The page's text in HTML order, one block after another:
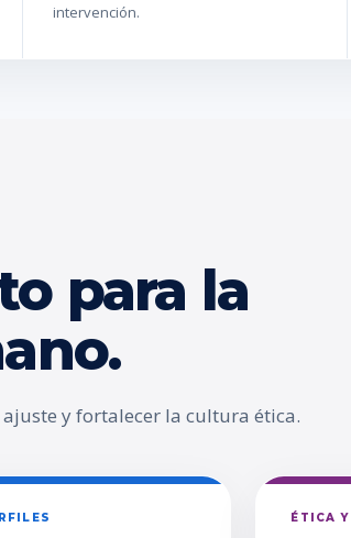
intervención.
para la
y fortalecer la cultura ética.
ÉTICA